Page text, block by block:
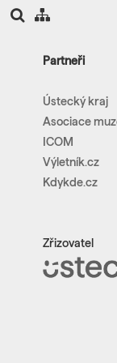
Partneři
Ústecký kraj
Asociace
ICOM
Výletník.cz
Kdykde.cz
Zřizovatel